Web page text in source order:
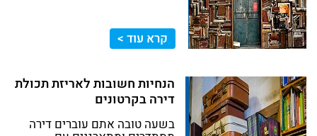
קרא עוד >
הנחיות חשובות לאריזת תכולת
דירה בקרטונים
בשעה טובה אתם עוברים דירה